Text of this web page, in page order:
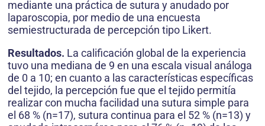
mediante una práctica de sutura y anudado por
laparoscopia, por medio de una encuesta
semiestructurada de percepción tipo Likert.
Resultados. La calificación global de la experiencia
tuvo una mediana de 9 en una escala visual análoga
de 0 a 10; en cuanto a las características específicas
del tejido, la percepción fue que el tejido permitía
realizar con mucha facilidad una sutura simple para
el 68 % (n=17), sutura continua para el 52 % (n=13) y